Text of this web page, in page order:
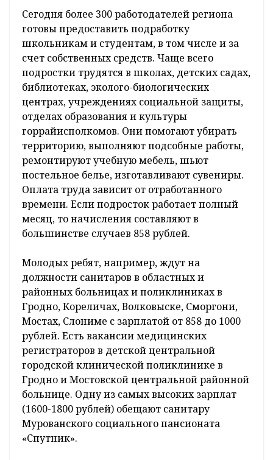
Сегодня более 300 работодателей региона
готовы предоставить подработку
школьникам и студентам, в том числе и за
счет собственных средств. Чаще всего
подростки трудятся в школах, детских садах,
библиотеках, эколого-биологических
центрах, учреждениях социальной защиты,
отделах образования и культуры
горрайисполкомов. Они помогают убирать
территорию, выполняют подсобные работы,
ремонтируют учебную мебель, шьют
постельное белье, изготавливают сувениры.
Оплата труда зависит от отработанного
времени. Если подросток работает полный
месяц, то начисления составляют в
большинстве случаев 858 рублей.
Молодых ребят, например, ждут на
должности санитаров в областных и
районных больницах и поликлиниках в
Гродно, Кореличах, Волковыске, Сморгони,
Мостах, Слониме с зарплатой от 858 до 1000
рублей. Есть вакансии медицинских
регистраторов в детской центральной
городской клинической поликлинике в
Гродно и Мостовской центральной районной
больнице. Одну из самых высоких зарплат
(1600-1800 рублей) обещают санитару
Мурованского социального пансионата
«Спутник».